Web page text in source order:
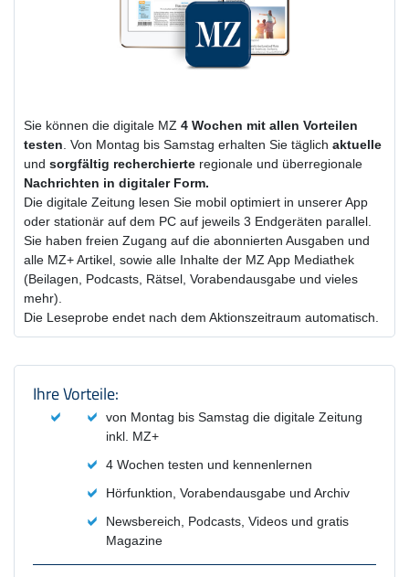
Sie können die digitale MZ 4 Wochen mit allen Vorteilen
testen. Von Montag bis Samstag erhalten Sie täglich aktuelle
und sorgfältig recherchierte regionale und überregionale
Nachrichten in digitaler Form.
Die digitale Zeitung lesen Sie mobil optimiert in unserer App
oder stationär auf dem PC auf jeweils 3 Endgeräten parallel.
Sie haben freien Zugang auf die abonnierten Ausgaben und
alle MZ+ Artikel, sowie alle Inhalte der MZ App Mediathek
(Beilagen, Podcasts, Rätsel, Vorabendausgabe und vieles
mehr).
Die Leseprobe endet nach dem Aktionszeitraum automatisch.
Produktzusammenfassung und
Ihre Vorteile:
von Montag bis Samstag die digitale Zeitung
inkl. MZ+
4 Wochen testen und kennenlernen
Hörfunktion, Vorabendausgabe und Archiv
Newsbereich, Podcasts, Videos und gratis
Magazine